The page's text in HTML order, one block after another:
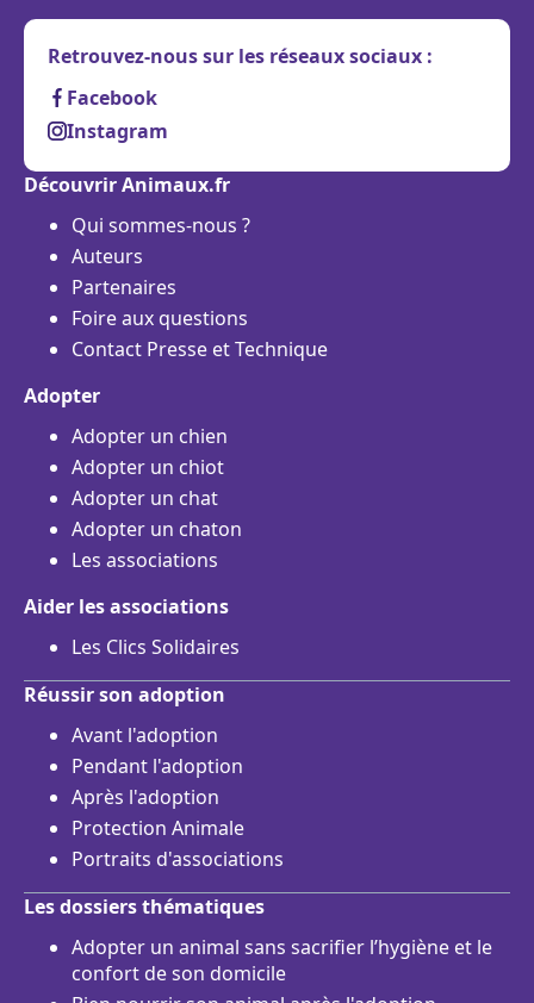
Retrouvez-nous sur les réseaux sociaux :
Facebook
Instagram
Découvrir Animaux.fr
Qui sommes-nous ?
Auteurs
Partenaires
Foire aux questions
Contact Presse et Technique
Adopter
Adopter un chien
Adopter un chiot
Adopter un chat
Adopter un chaton
Les associations
Aider les associations
Les Clics Solidaires
Réussir son adoption
Avant l'adoption
Pendant l'adoption
Après l'adoption
Protection Animale
Portraits d'associations
Les dossiers thématiques
Adopter un animal sans sacrifier l’hygiène et le
confort de son domicile